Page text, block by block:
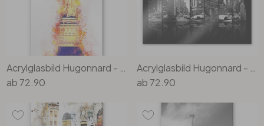
Acrylglasbild Hugonnard - Watercolour: Statue of Liberty
ab 72.90
Acrylglasbild Hugonnard - New York Scenes
ab 72.90